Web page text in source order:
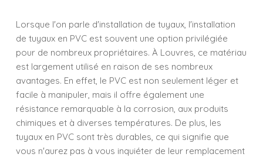
Lorsque l'on parle d'installation de tuyaux, l'installation
de tuyaux en PVC est souvent une option privilégiée
pour de nombreux propriétaires. À Louvres, ce matériau
est largement utilisé en raison de ses nombreux
avantages. En effet, le PVC est non seulement léger et
facile à manipuler, mais il offre également une
résistance remarquable à la corrosion, aux produits
chimiques et à diverses températures. De plus, les
tuyaux en PVC sont très durables, ce qui signifie que
vous n'aurez pas à vous inquiéter de leur remplacement